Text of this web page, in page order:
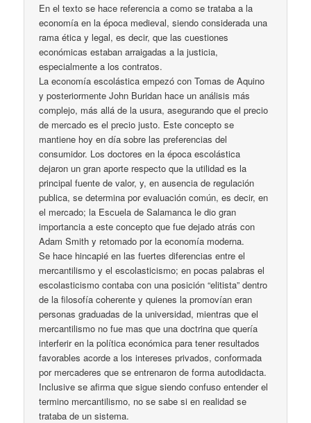
En el texto se hace referencia a como se trataba a la
economía en la época medieval, siendo considerada una
rama ética y legal, es decir, que las cuestiones
económicas estaban arraigadas a la justicia,
especialmente a los contratos.
La economía escolástica empezó con Tomas de Aquino
y posteriormente John Buridan hace un análisis más
complejo, más allá de la usura, asegurando que el precio
de mercado es el precio justo. Este concepto se
mantiene hoy en día sobre las preferencias del
consumidor. Los doctores en la época escolástica
dejaron un gran aporte respecto que la utilidad es la
principal fuente de valor, y, en ausencia de regulación
publica, se determina por evaluación común, es decir, en
el mercado; la Escuela de Salamanca le dio gran
importancia a este concepto que fue dejado atrás con
Adam Smith y retomado por la economía moderna.
Se hace hincapié en las fuertes diferencias entre el
mercantilismo y el escolasticismo; en pocas palabras el
escolasticismo contaba con una posición “elitista” dentro
de la filosofía coherente y quienes la promovían eran
personas graduadas de la universidad, mientras que el
mercantilismo no fue mas que una doctrina que quería
interferir en la política económica para tener resultados
favorables acorde a los intereses privados, conformada
por mercaderes que se entrenaron de forma autodidacta.
Inclusive se afirma que sigue siendo confuso entender el
termino mercantilismo, no se sabe si en realidad se
trataba de un sistema.